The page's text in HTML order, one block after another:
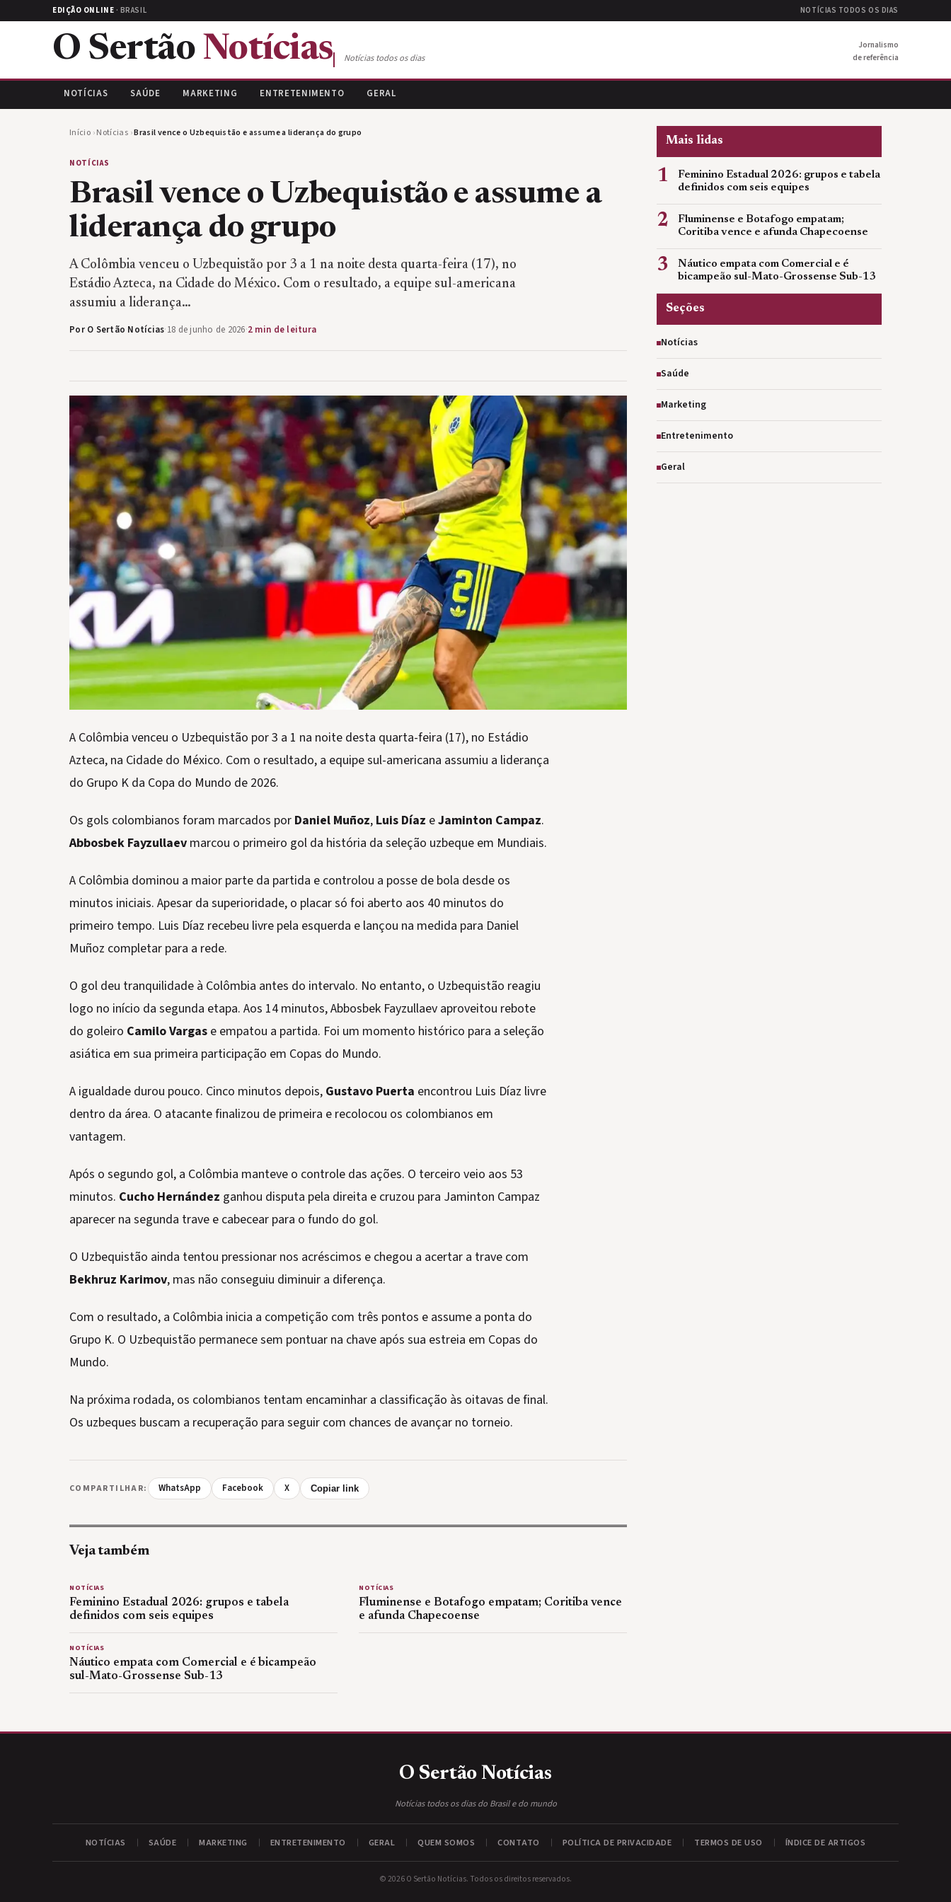
EDIÇÃO ONLINE · BRASIL NOTÍCIAS TODOS OS DIAS
O Sertão Notícias Notícias todos os dias
Jornalismo
de referência
NOTÍCIAS SAÚDE MARKETING ENTRETENIMENTO GERAL
Início ›Notícias ›Brasil vence o Uzbequistão e assume a liderança do grupo
NOTÍCIAS
Brasil vence o Uzbequistão e assume a
liderança do grupo
A Colômbia venceu o Uzbequistão por 3 a 1 na noite desta quarta-feira (17), no
Estádio Azteca, na Cidade do México. Com o resultado, a equipe sul-americana
assumiu a liderança…
Por O Sertão Notícias·18 de junho de 2026·2 min de leitura
A Colômbia venceu o Uzbequistão por 3 a 1 na noite desta quarta-feira (17), no Estádio
Azteca, na Cidade do México. Com o resultado, a equipe sul-americana assumiu a liderança
do Grupo K da Copa do Mundo de 2026.
Os gols colombianos foram marcados por Daniel Muñoz, Luis Díaz eJaminton Campaz.
Abbosbek Fayzullaev marcou o primeiro gol da história da seleção uzbeque em Mundiais.
A Colômbia dominou a maior parte da partida e controlou a posse de bola desde os
minutos iniciais. Apesar da superioridade, o placar só foi aberto aos 40 minutos do
primeiro tempo. Luis Díaz recebeu livre pela esquerda e lançou na medida para Daniel
Muñoz completar para a rede.
O gol deu tranquilidade à Colômbia antes do intervalo. No entanto, o Uzbequistão reagiu
logo no início da segunda etapa. Aos 14 minutos, Abbosbek Fayzullaev aproveitou rebote
do goleiro Camilo Vargas e empatou a partida. Foi um momento histórico para a seleção
asiática em sua primeira participação em Copas do Mundo.
A igualdade durou pouco. Cinco minutos depois, Gustavo Puerta encontrou Luis Díaz livre
dentro da área. O atacante finalizou de primeira e recolocou os colombianos em
vantagem.
Após o segundo gol, a Colômbia manteve o controle das ações. O terceiro veio aos 53
minutos. Cucho Hernández ganhou disputa pela direita e cruzou para Jaminton Campaz
aparecer na segunda trave e cabecear para o fundo do gol.
O Uzbequistão ainda tentou pressionar nos acréscimos e chegou a acertar a trave com
Bekhruz Karimov, mas não conseguiu diminuir a diferença.
Com o resultado, a Colômbia inicia a competição com três pontos e assume a ponta do
Grupo K. O Uzbequistão permanece sem pontuar na chave após sua estreia em Copas do
Mundo.
Na próxima rodada, os colombianos tentam encaminhar a classificação às oitavas de final.
Os uzbeques buscam a recuperação para seguir com chances de avançar no torneio.
COMPARTILHAR: WhatsApp Facebook X Copiar link
Veja também
NOTÍCIAS
Feminino Estadual 2026: grupos e tabela
definidos com seis equipes
NOTÍCIAS
Fluminense e Botafogo empatam; Coritiba vence
e afunda Chapecoense
NOTÍCIAS
Náutico empata com Comercial e é bicampeão
sul-Mato-Grossense Sub-13
Mais lidas
1
Feminino Estadual 2026: grupos e tabela
definidos com seis equipes
2
Fluminense e Botafogo empatam;
Coritiba vence e afunda Chapecoense
3
Náutico empata com Comercial e é
bicampeão sul-Mato-Grossense Sub-13
Seções
Notícias
Saúde
Marketing
Entretenimento
Geral
O Sertão Notícias
Notícias todos os dias do Brasil e do mundo
NOTÍCIAS SAÚDE MARKETING ENTRETENIMENTO GERAL QUEM SOMOS CONTATO POLÍTICA DE PRIVACIDADE TERMOS DE USO ÍNDICE DE ARTIGOS
© 2026 O Sertão Notícias. Todos os direitos reservados.